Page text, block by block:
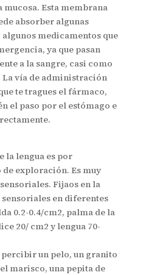
Esta membrana
absorber algunas
medicamentos que
ya que pasan
a la sangre, casi como
La vía de administración
te tragues el fármaco,
el paso por el estómago e
la lengua es por
exploración. Es muy
Fijaos en la
en diferentes
0.2-0.4/cm2, palma de la
20/ cm2 y lengua 70-
un pelo, un granito
marisco, una pepita de